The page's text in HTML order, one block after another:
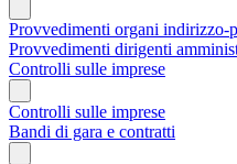
Provvedimenti organi indirizzo-
Provvedimenti dirigenti
Controlli sulle imprese
Controlli sulle imprese
Bandi di gara e contratti